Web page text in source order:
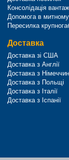
Консолідація
Допомога в
Пересилка
Доставка
Доставка зі США
Доставка з Англії
Доставка з
Доставка з Польщі
Доставка з Італії
Доставка з Іспанії